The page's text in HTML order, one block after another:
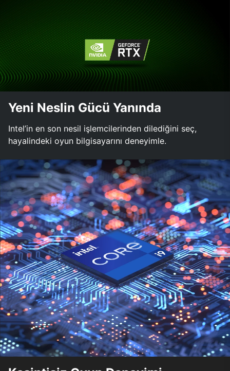
Yeni Neslin Gücü Yanında
Intel’in en son nesil işlemcilerinden dilediğini seç,
hayalindeki oyun bilgisayarını deneyimle.